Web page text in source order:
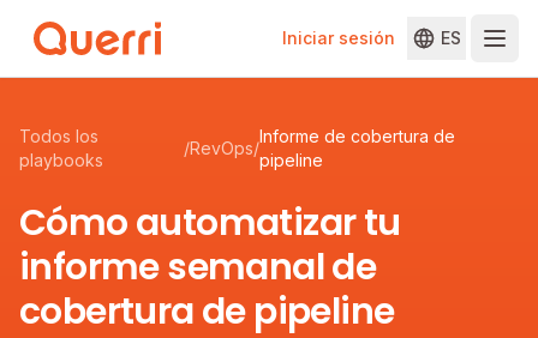
Iniciar sesión ES
Todos los
playbooks
/RevOps/
Informe de cobertura de
pipeline
Cómo automatizar tu
informe semanal de
cobertura de pipeline